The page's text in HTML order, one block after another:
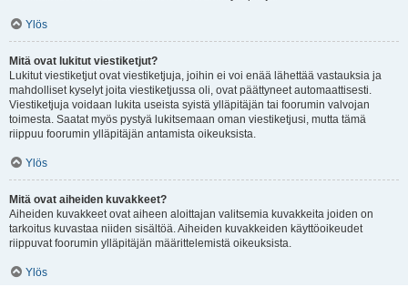
Ylös
Mitä ovat lukitut viestiketjut?
Lukitut viestiketjut ovat viestiketjuja, joihin ei voi enää lähettää vastauksia ja
mahdolliset kyselyt joita viestiketjussa oli, ovat päättyneet automaattisesti.
Viestiketjuja voidaan lukita useista syistä ylläpitäjän tai foorumin valvojan
toimesta. Saatat myös pystyä lukitsemaan oman viestiketjusi, mutta tämä
riippuu foorumin ylläpitäjän antamista oikeuksista.
Ylös
Mitä ovat aiheiden kuvakkeet?
Aiheiden kuvakkeet ovat aiheen aloittajan valitsemia kuvakkeita joiden on
tarkoitus kuvastaa niiden sisältöä. Aiheiden kuvakkeiden käyttöoikeudet
riippuvat foorumin ylläpitäjän määrittelemistä oikeuksista.
Ylös